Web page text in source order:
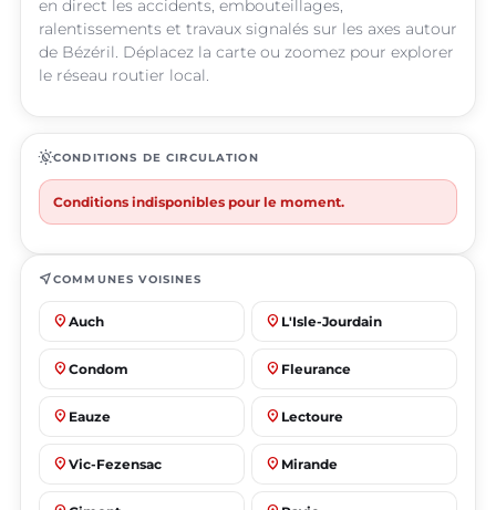
en direct les accidents, embouteillages,
ralentissements et travaux signalés sur les axes autour
de Bézéril. Déplacez la carte ou zoomez pour explorer
le réseau routier local.
routineCONDITIONS DE CIRCULATION
Conditions indisponibles pour le moment.
near_meCOMMUNES VOISINES
place Auch place L'Isle-Jourdain
place Condom place Fleurance
place Eauze place Lectoure
place Vic-Fezensac place Mirande